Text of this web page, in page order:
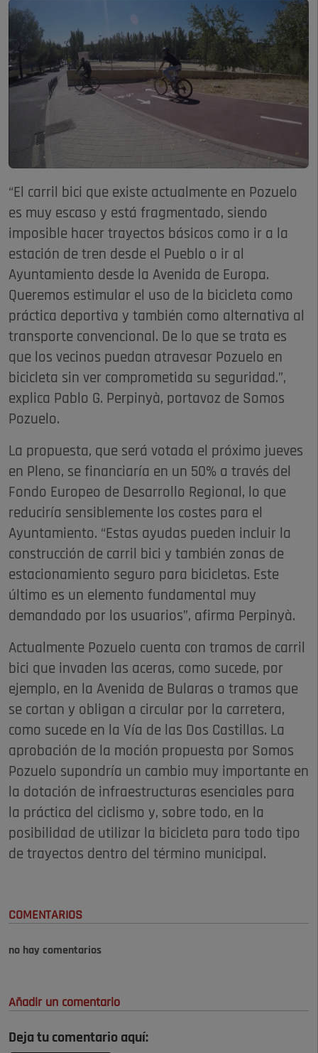
“El carril bici que existe actualmente en Pozuelo
es muy escaso y está fragmentado, siendo
imposible hacer trayectos básicos como ir a la
estación de tren desde el Pueblo o ir al
Ayuntamiento desde la Avenida de Europa.
Queremos estimular el uso de la bicicleta como
práctica deportiva y también como alternativa al
transporte convencional. De lo que se trata es
que los vecinos puedan atravesar Pozuelo en
bicicleta sin ver comprometida su seguridad.”,
explica Pablo G. Perpinyà, portavoz de Somos
Pozuelo.
La propuesta, que será votada el próximo jueves
en Pleno, se financiaría en un 50% a través del
Fondo Europeo de Desarrollo Regional, lo que
reduciría sensiblemente los costes para el
Ayuntamiento. “Estas ayudas pueden incluir la
construcción de carril bici y también zonas de
estacionamiento seguro para bicicletas. Este
último es un elemento fundamental muy
demandado por los usuarios”, afirma Perpinyà.
Actualmente Pozuelo cuenta con tramos de carril
bici que invaden las aceras, como sucede, por
ejemplo, en la Avenida de Bularas o tramos que
se cortan y obligan a circular por la carretera,
como sucede en la Vía de las Dos Castillas. La
aprobación de la moción propuesta por Somos
Pozuelo supondría un cambio muy importante en
la dotación de infraestructuras esenciales para
la práctica del ciclismo y, sobre todo, en la
posibilidad de utilizar la bicicleta para todo tipo
de trayectos dentro del término municipal.
COMENTARIOS
no hay comentarios
Añadir un comentario
Deja tu comentario aquí: